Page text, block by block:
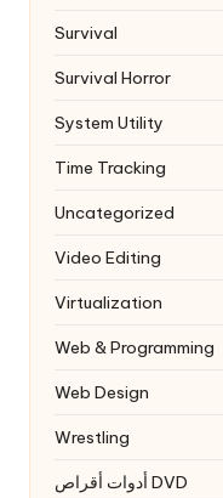
Survival
Survival Horror
System Utility
Time Tracking
Uncategorized
Video Editing
Virtualization
Web & Programming
Web Design
Wrestling
أدوات أقراص DVD